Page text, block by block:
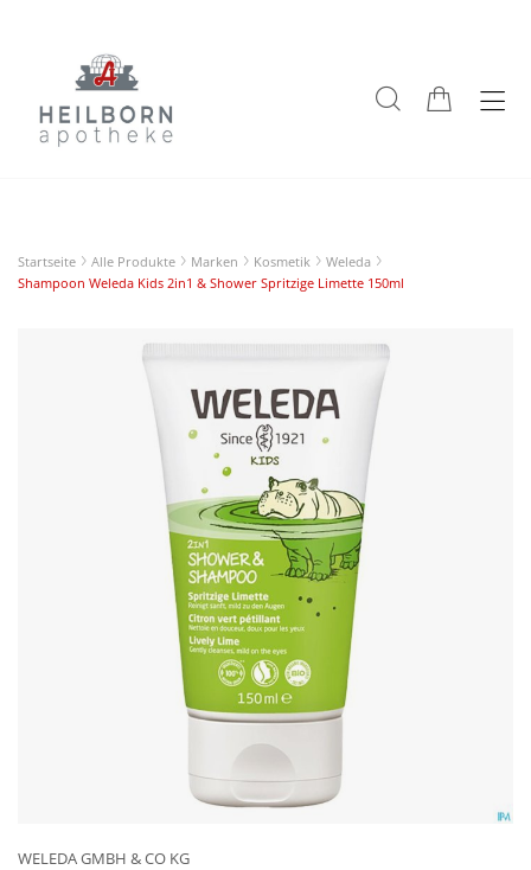
Startseite Alle Produkte Marken Kosmetik
Weleda
Shampoon Weleda Kids 2in1 & Shower Spritzige Limette 150ml
WELEDA GMBH & CO KG